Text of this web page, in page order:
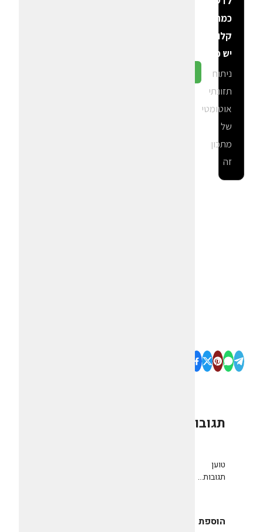
כמה
קלוריות
יש פה?
ניתוח
תזונתי
אוטומטי
של
מתכון
זה
תגובות
טוען
תגובות...
הוספת